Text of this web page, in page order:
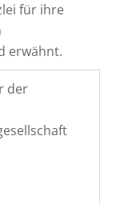
für ihre
erwähnt.
der